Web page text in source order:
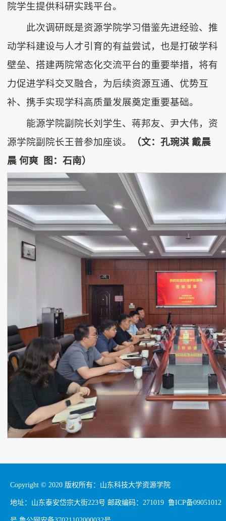
院学生提供科研实践平台。
此次调研既是资源学院学习借鉴先进经验、推
动学科建设与人才引育的有益尝试，也是打破学科
壁垒、搭建两院常态化交流平台的重要举措，将有
力促进学科交叉融合，为后续资源互通、优势互
补、携手实现学科高质量发展奠定重要基础。
能源学院副院长刘学生、蒋邦友、尹大伟，资
源学院副院长王普参加座谈。
（文：孔琬淇戴晨
晨何爽 图：石南）
Copyright © 2020 版权所有：山东科技大学资源学院
地址：山东泰安岱宗大街223号 邮政编码：271019 鲁ICP备09051012